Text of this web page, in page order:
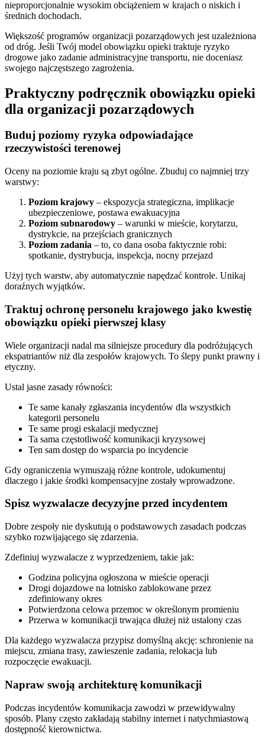
nieproporcjonalnie wysokim obciążeniem w krajach o niskich i
średnich dochodach.
Większość programów organizacji pozarządowych jest uzależniona
od dróg. Jeśli Twój model obowiązku opieki traktuje ryzyko
drogowe jako zadanie administracyjne transportu, nie doceniasz
swojego najczęstszego zagrożenia.
Praktyczny podręcznik obowiązku opieki
dla organizacji pozarządowych
Buduj poziomy ryzyka odpowiadające
rzeczywistości terenowej
Oceny na poziomie kraju są zbyt ogólne. Zbuduj co najmniej trzy
warstwy:
Poziom krajowy – ekspozycja strategiczna, implikacje
ubezpieczeniowe, postawa ewakuacyjna
Poziom subnarodowy – warunki w mieście, korytarzu,
dystrykcie, na przejściach granicznych
Poziom zadania – to, co dana osoba faktycznie robi:
spotkanie, dystrybucja, inspekcja, nocny przejazd
Użyj tych warstw, aby automatycznie napędzać kontrole. Unikaj
doraźnych wyjątków.
Traktuj ochronę personelu krajowego jako kwestię
obowiązku opieki pierwszej klasy
Wiele organizacji nadal ma silniejsze procedury dla podróżujących
ekspatriantów niż dla zespołów krajowych. To ślepy punkt prawny i
etyczny.
Ustal jasne zasady równości:
Te same kanały zgłaszania incydentów dla wszystkich
kategorii personelu
Te same progi eskalacji medycznej
Ta sama częstotliwość komunikacji kryzysowej
Ten sam dostęp do wsparcia po incydencie
Gdy ograniczenia wymuszają różne kontrole, udokumentuj
dlaczego i jakie środki kompensacyjne zostały wprowadzone.
Spisz wyzwalacze decyzyjne przed incydentem
Dobre zespoły nie dyskutują o podstawowych zasadach podczas
szybko rozwijającego się zdarzenia.
Zdefiniuj wyzwalacze z wyprzedzeniem, takie jak:
Godzina policyjna ogłoszona w mieście operacji
Drogi dojazdowe na lotnisko zablokowane przez
zdefiniowany okres
Potwierdzona celowa przemoc w określonym promieniu
Przerwa w komunikacji trwająca dłużej niż ustalony czas
Dla każdego wyzwalacza przypisz domyślną akcję: schronienie na
miejscu, zmiana trasy, zawieszenie zadania, relokacja lub
rozpoczęcie ewakuacji.
Napraw swoją architekturę komunikacji
Podczas incydentów komunikacja zawodzi w przewidywalny
sposób. Plany często zakładają stabilny internet i natychmiastową
dostępność kierownictwa.